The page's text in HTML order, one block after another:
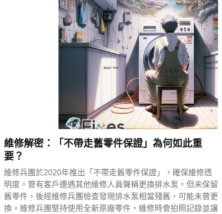
維修解密：「不帶走舊零件保證」為何如此重
要？
維修兵團於2020年推出「不帶走舊零件保證」，確保維修透
明度。曾有客戶遭遇其他維修人員聲稱更換排水泵，但未保留
舊零件，後經維修兵團檢查發現排水泵相當殘舊，可能未曾更
換。維修兵團堅持使用全新原廠零件，維修時會拍照記錄並讓